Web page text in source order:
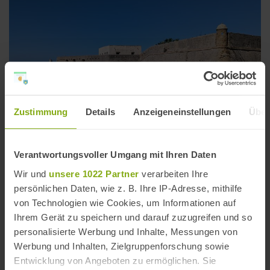
Zustimmung Details Anzeigeneinstellungen
Verantwortungsvoller Umgang mit Ihren Daten
Wir und unsere 1022 Partner verarbeiten Ihre
persönlichen Daten, wie z. B. Ihre IP-Adresse, mithilfe
von Technologien wie Cookies, um Informationen auf
Ihrem Gerät zu speichern und darauf zuzugreifen und so
personalisierte Werbung und Inhalte, Messungen von
Werbung und Inhalten, Zielgruppenforschung sowie
Entwicklung von Angeboten zu ermöglichen. Sie
Festung Santa Catalina in Cádiz
Entfernung: 1,28 km